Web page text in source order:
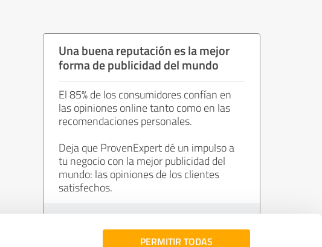
PERMITIR TODAS
Una buena reputación es la mejor
forma de publicidad del mundo
El 85% de los consumidores confían en
las opiniones online tanto como en las
recomendaciones personales.
Deja que ProvenExpert dé un impulso a
tu negocio con la mejor publicidad del
mundo: las opiniones de los clientes
satisfechos.
Únete ahora de forma gratuita.